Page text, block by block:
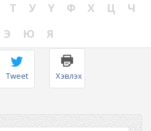
Т У Ү Ф Х Ц
Ч
Э Ю Я
Tweet Хэвлэх